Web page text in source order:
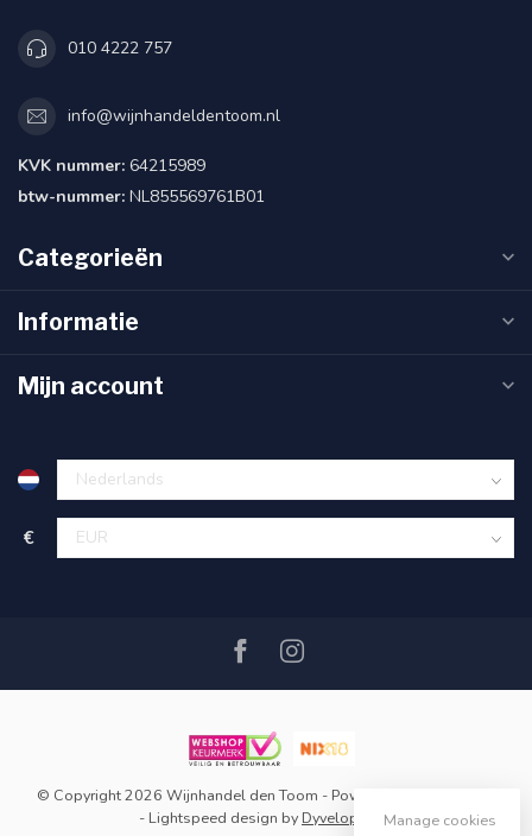
010 4222 757
info@wijnhandeldentoom.nl
KVK nummer: 64215989
btw-nummer: NL855569761B01
Categorieën
Informatie
Mijn account
€
© Copyright 2026 Wijnhandel den Toom - Powered by
- Lightspeed design by DyvelopmentManage cookies